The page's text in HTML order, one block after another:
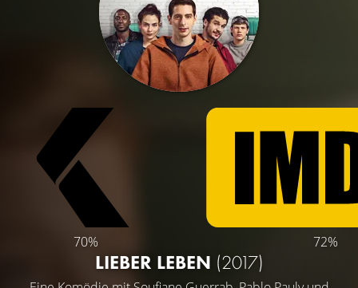
70% 72%
LIEBER LEBEN (2017)